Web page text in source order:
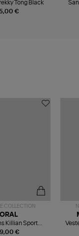
€
Tong Black
COLLECTION
€
Killian Sport